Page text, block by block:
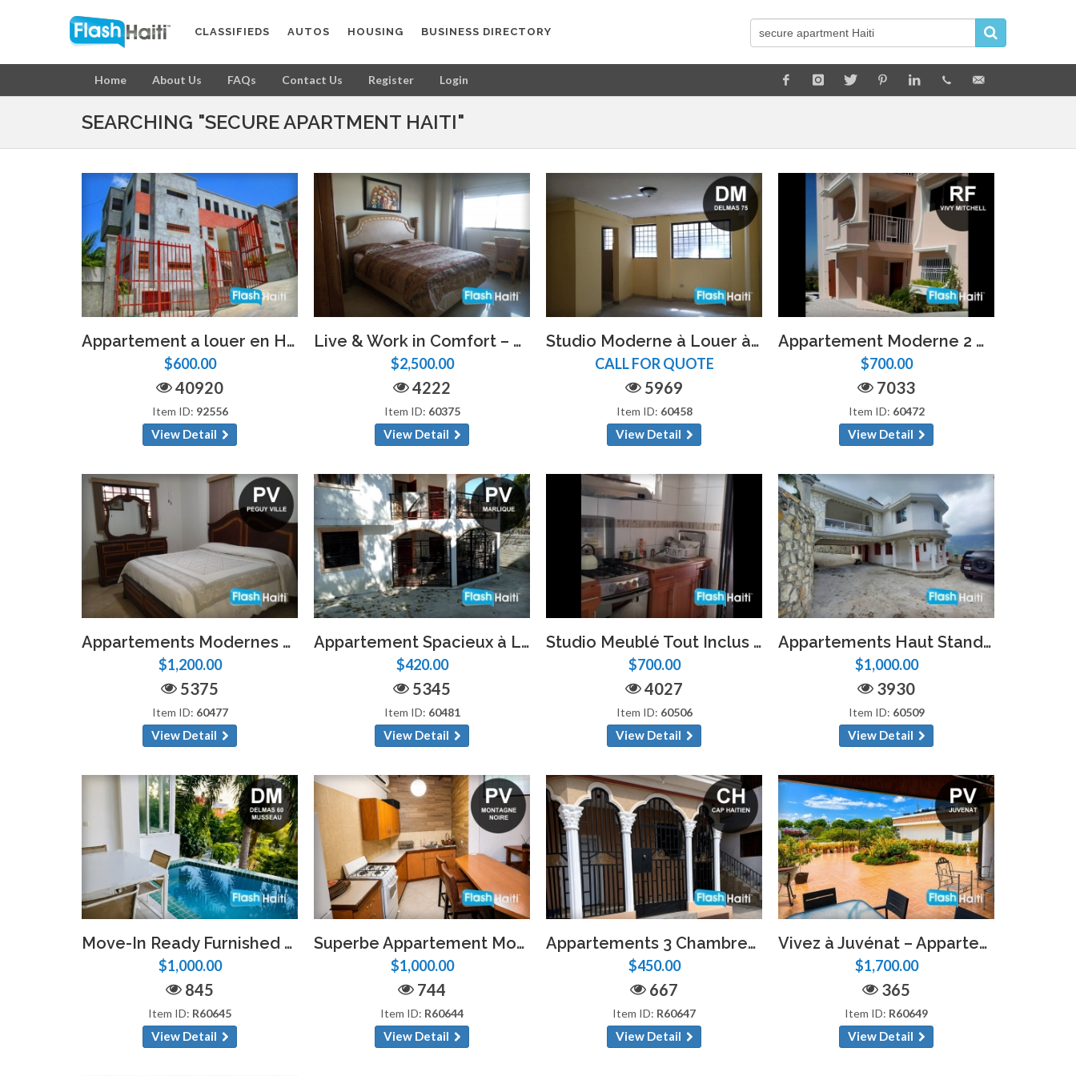
CLASSIFIEDS AUTOS HOUSING BUSINESS DIRECTORY
Home About Us FAQs Contact Us Register Login
SEARCHING "SECURE APARTMENT HAITI"
Appartement a louer en Haiti
$600.00
40920
Item ID: 92556
View Detail
Live & Work in Comfort – Modern 2BR Apartment in Pétion-Ville
$2,500.00
4222
Item ID: 60375
View Detail
Studio Moderne à Louer à Delmas 75 – Proche Hôpital Espoir
CALL FOR QUOTE
5969
Item ID: 60458
View Detail
Appartement Moderne 2 Chambres avec Piscine – Vivy Mitchell
$700.00
7033
Item ID: 60472
View Detail
Appartements Modernes à Peguyville – Prêts à Emménager
$1,200.00
5375
Item ID: 60477
View Detail
Appartement Spacieux à Louer à Pétion-Ville – Marlique
$420.00
5345
Item ID: 60481
View Detail
Studio Meublé Tout Inclus à Louer à Djoumbala-Freres – Résidence Sécurisée
$700.00
4027
Item ID: 60506
View Detail
Appartements Haut Standing à Louer à Taras – Laboule 12
$1,000.00
3930
Item ID: 60509
View Detail
Move-In Ready Furnished 1BR Apartment with Pool – Delmas 60, Musseau
$1,000.00
845
Item ID: R60645
View Detail
Superbe Appartement Moderne Meublé à Montagne Noire
$1,000.00
744
Item ID: R60644
View Detail
Appartements 3 Chambres Nouvellement Rénovés à Louer à Limonade, Cap-Haïtien
$450.00
667
Item ID: R60647
View Detail
Vivez à Juvénat – Appartement Meublé Clé en Main
$1,700.00
365
Item ID: R60649
View Detail